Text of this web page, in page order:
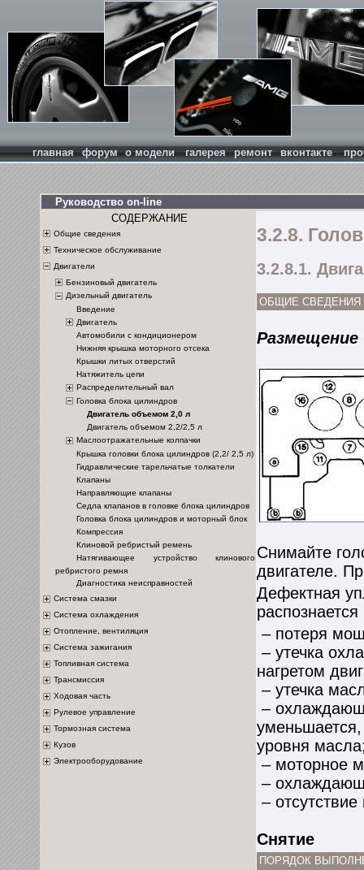
главная форум о модели галерея ремонт вконтакте
Руководство on-line
СОДЕРЖАНИЕ
Общие сведения
Техническое обслуживание
Двигатели
Бензиновый двигатель
Дизельный двигатель
Введение
Двигатель
Автомобили с кондиционером
Нижняя крышка моторного отсека
Крышки литых отверстий
Натяжитель цепи
Распределительный вал
Головка блока цилиндров
Двигатель объемом 2,0 л
Двигатель объемом 2,2/2,5 л
Маслоотражательные колпачки
Крышка головки блока цилиндров (2,2/ 2,5 л)
Гидравлические тарельчатые толкатели
Клапаны
Направляющие клапаны
Седла клапанов в головке блока цилиндров
Головка блока цилиндров и моторный блок
Компрессия
Клиновой ребристый ремень
Натягивающее устройство клинового
ребристого ремня
Диагностика неисправностей
Система смазки
Система охлаждения
Отопление, вентиляция
Система зажигания
Топливная система
Трансмиссия
Ходовая часть
Рулевое управление
Тормозная система
Кузов
Электрооборудование
3.2.8.
3.2.8.1.
ОБЩИЕ СВЕДЕНИЯ
Размещение
Снимайте
двигателе.
Дефектная
– потеря
– утечка
нагретом
– утечка
–
уменьшается,
уровня
– моторное
–
–
Снятие
ПОРЯДОК